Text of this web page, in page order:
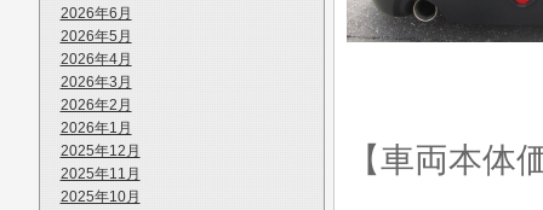
2026年6月
2026年5月
2026年4月
2026年3月
2026年2月
2026年1月
2025年12月
2025年11月
2025年10月
【車両本体